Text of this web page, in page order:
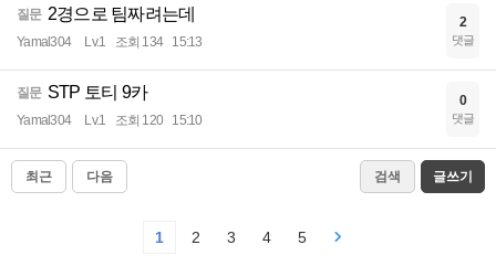
질문 2경으로 팀짜려는데
Yamal304 Lv.1 조회 134 15:13
2
댓글
질문 STP 토티 9카
Yamal304 Lv.1 조회 120 15:10
0
댓글
최근 다음 검색 글쓰기
1 2 3 4 5